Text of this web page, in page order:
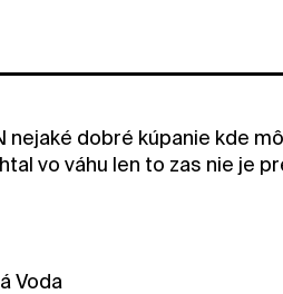
nejaké dobré kúpanie kde
vo váhu len to zas nie je
Voda